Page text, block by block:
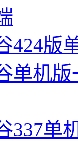
424版
单机
337单